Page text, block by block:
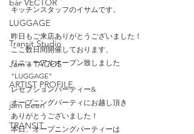
bar VECTOR
LUGGAGE
Transit Studio
Jam's TACOS
ARTIST PROFILE
jam been
TRANSIT
キッチンスタッフのイサムです。
.
昨日もご来店ありがとうございました！
ここ数日間開催しております、
リニューアルオープン致しました
"LUGGAGE"
レセプションパーティー&
オープニングパーティにお越し頂き
ありがとうございました！
本日、オープニングパーティーは